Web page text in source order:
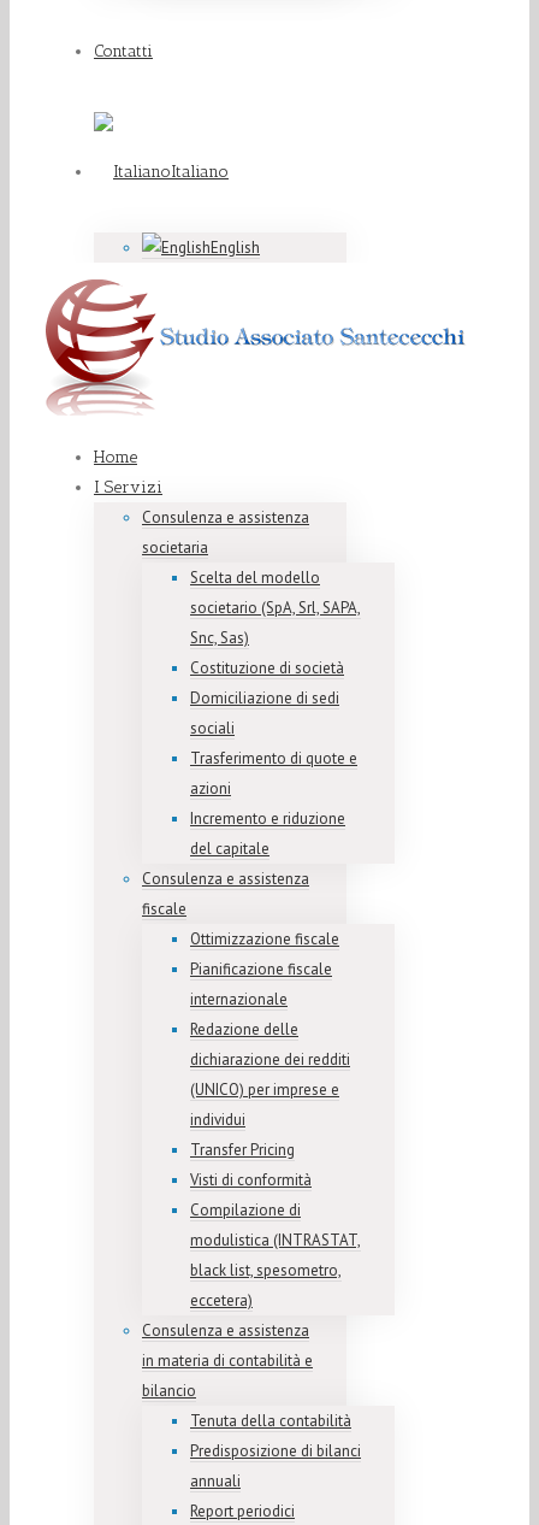
Contatti
Italiano
English
Home
I Servizi
Consulenza e assistenza
societaria
Scelta del modello
societario (SpA, Srl, SAPA,
Snc, Sas)
Costituzione di società
Domiciliazione di sedi
sociali
Trasferimento di quote e
azioni
Incremento e riduzione
del capitale
Consulenza e assistenza
fiscale
Ottimizzazione fiscale
Pianificazione fiscale
internazionale
Redazione delle
dichiarazione dei redditi
(UNICO) per imprese e
individui
Transfer Pricing
Visti di conformità
Compilazione di
modulistica (INTRASTAT,
black list, spesometro,
eccetera)
Consulenza e assistenza
in materia di contabilità e
bilancio
Tenuta della contabilità
Predisposizione di bilanci
annuali
Report periodici